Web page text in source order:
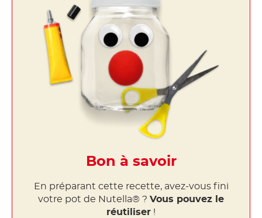
Bon à savoir
En préparant cette recette, avez-vous fini
votre pot de Nutella® ? Vous pouvez le
réutiliser !